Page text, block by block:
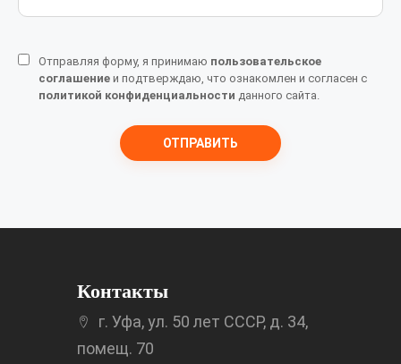
Отправляя форму, я принимаю пользовательское
соглашение и подтверждаю, что ознакомлен и согласен с
политикой конфиденциальности данного сайта.
Контакты
г. Уфа, ул. 50 лет СССР, д. 34,
помещ. 70